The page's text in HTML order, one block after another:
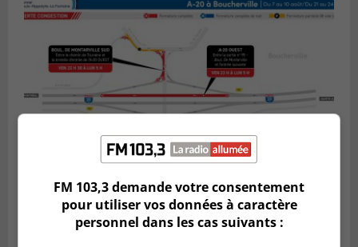
BOUCHERVILLE
Publié le 5 août 2026 à 15h25
Le MTMD annonce des fermetures sur
FM 103,3 demande votre consentement
pour utiliser vos données à caractère
personnel dans les cas suivants :